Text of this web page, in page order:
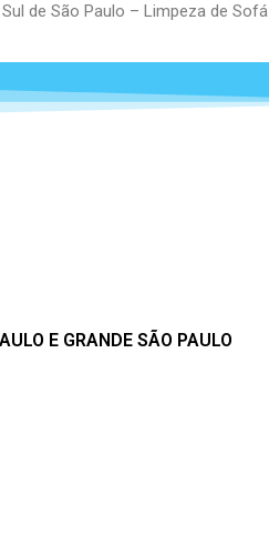
de São Paulo – Limpeza de Sofá
E GRANDE SÃO PAULO